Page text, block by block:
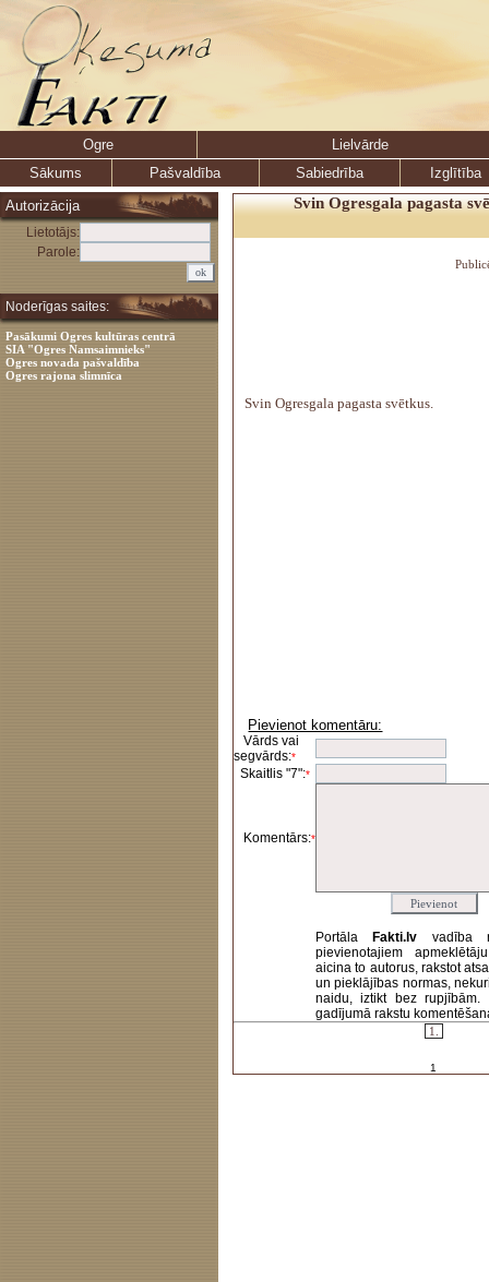
Ogre
Lielvārde
Sākums
Pašvaldība Sabiedrība
Izglītība
Autorizācija
Lietotājs:
Parole:
Noderīgas saites:
Pasākumi Ogres kultūras centrā
SIA "Ogres Namsaimnieks"
Ogres novada pašvaldība
Ogres rajona slimnīca
Svin Ogresgala pagasta
Svin Ogresgala pagasta svētkus.
Pievienot komentāru:
Vārds vai
segvārds:*
Skaitlis "7":*
Komentārs:*
Portāla Fakti.lv vadība
pievienotajiem
aicina to autorus, rakstot
un pieklājības normas,
naidu, iztikt bez rupjībām.
gadījumā rakstu
1.
1